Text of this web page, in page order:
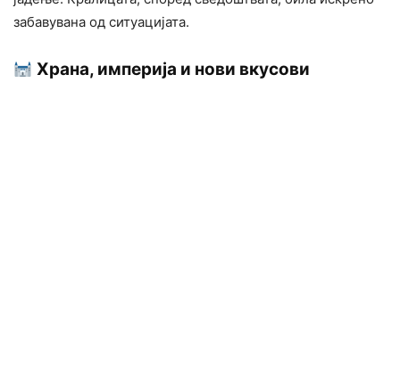
забавувана од ситуацијата.
Храна, империја и нови вкусови